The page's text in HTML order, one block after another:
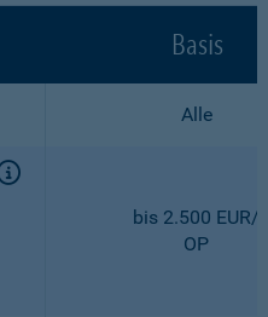
Basis
Alle
bis 2.500 EUR/
OP